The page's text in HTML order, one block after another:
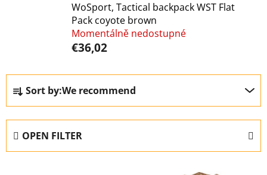
WoSport, Tactical backpack WST Flat
Pack coyote brown
Momentálně nedostupné
€36,02
P
o
d
u
c
Sort by:We recommend
OPEN FILTER